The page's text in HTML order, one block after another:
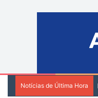
Notícias de Última Hora